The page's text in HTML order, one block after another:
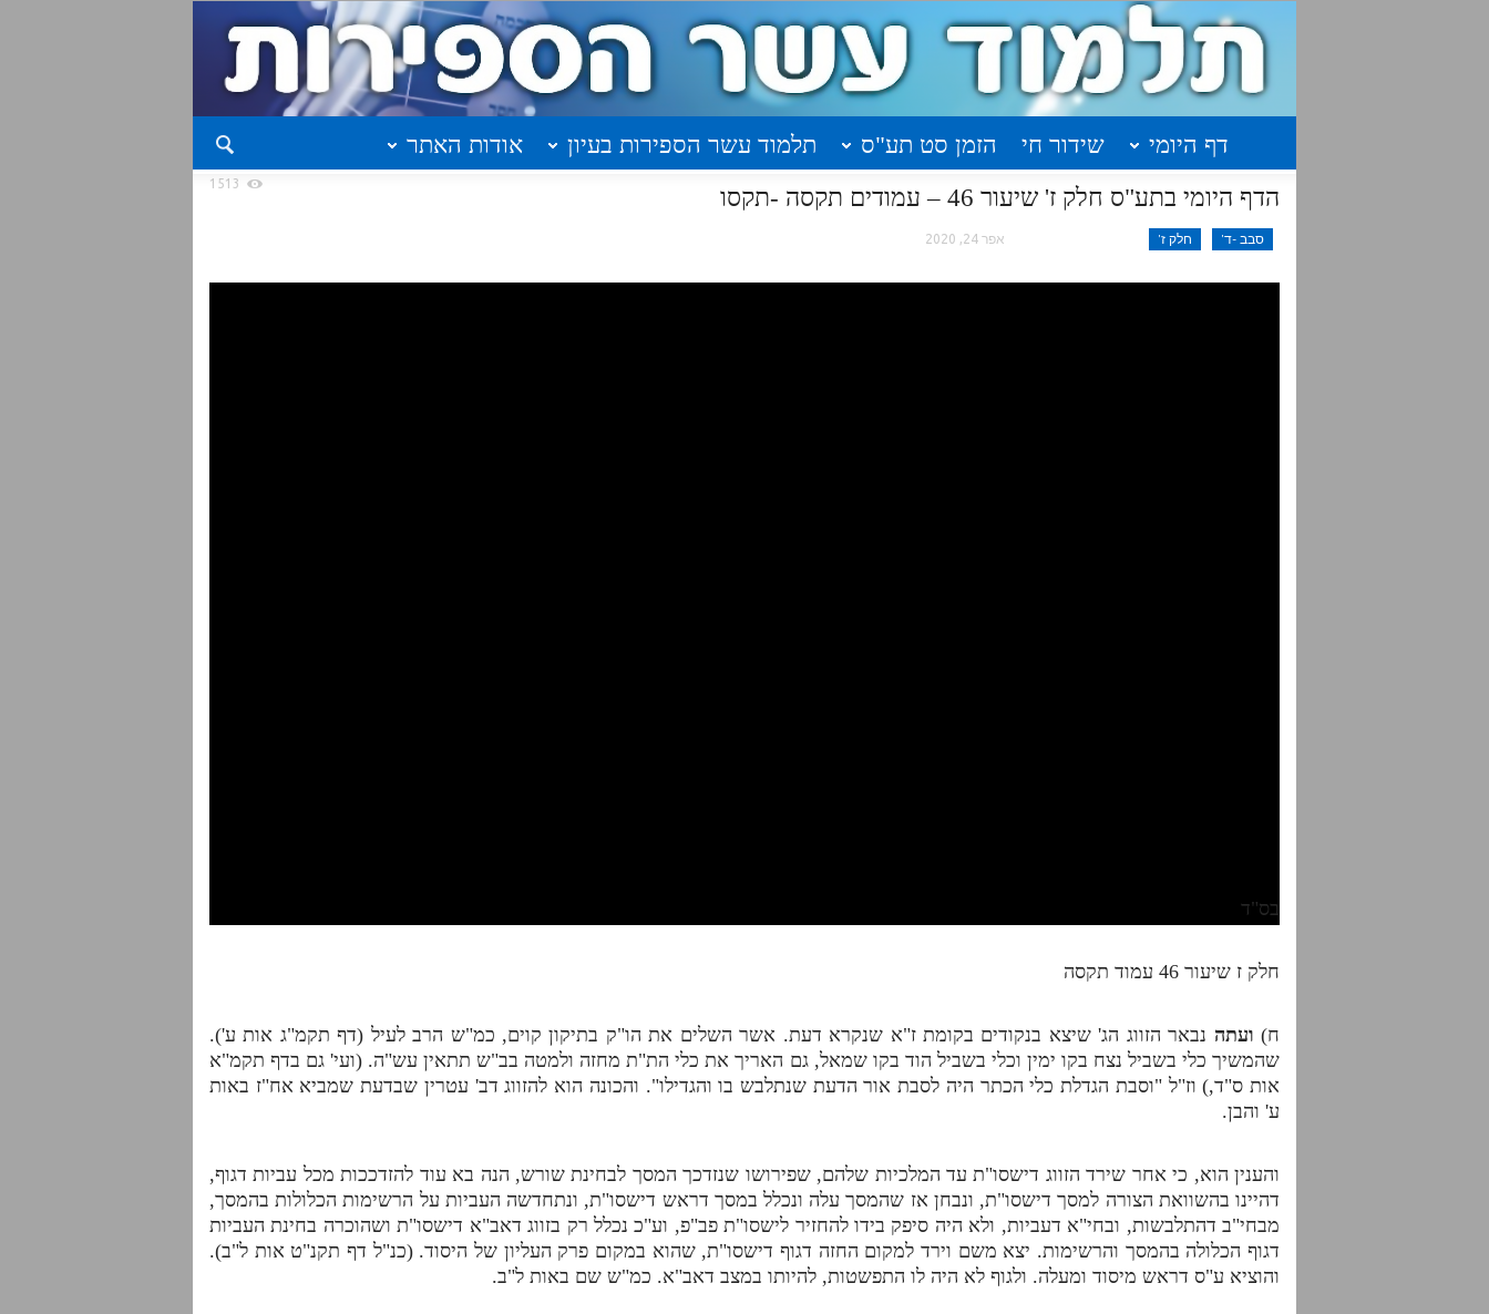
דף היומי שידור חי הזמן סט תע"ס תלמוד עשר הספירות בעיון
אודות האתר
הדף היומי בתע"ס חלק ז' שיעור 46 – עמודים תקסה -תקסו
סבב -ד' חלק ז' אפר 24, 2020
1513
בס"ד
חלק ז שיעור 46 עמוד תקסה
ח) ועתה נבאר הזווג הג' שיצא בנקודים בקומת ז"א שנקרא דעת. אשר השלים את הו"ק בתיקון קוים, כמ"ש הרב לעיל (דף תקמ"ג אות ע').
שהמשיך כלי בשביל נצח בקו ימין וכלי בשביל הוד בקו שמאל, גם האריך את כלי הת"ת מחזה ולמטה בב"ש תתאין עש"ה. (ועי' גם בדף תקמ"א
אות ס"ד,) וז"ל "וסבת הגדלת כלי הכתר היה לסבת אור הדעת שנתלבש בו והגדילו". והכונה הוא להזווג דב' עטרין שבדעת שמביא אח"ז באות
ע' והבן.
והענין הוא, כי אחר שירד הזווג דישסו"ת עד המלכיות שלהם, שפירושו שנזדכך המסך לבחינת שורש, הנה בא עוד להזדככות מכל עביות דגוף,
דהיינו בהשוואת הצורה למסך דישסו"ת, ונבחן אז שהמסך עלה ונכלל במסך דראש דישסו"ת, ונתחדשה העביות על הרשימות הכלולות בהמסך,
מבחי"ב דהתלבשות, ובחי"א דעביות, ולא היה סיפק בידו להחזיר לישסו"ת פב"פ, וע"כ נכלל רק בזווג דאב"א דישסו"ת ושהוכרה בחינת העביות
דגוף הכלולה בהמסך והרשימות. יצא משם וירד למקום החזה דגוף דישסו"ת, שהוא במקום פרק העליון של היסוד. (כנ"ל דף תקנ"ט אות ל"ב).
והוציא ע"ס דראש מיסוד ומעלה. ולגוף לא היה לו התפשטות, להיותו במצב דאב"א. כמ"ש שם באות ל"ב.